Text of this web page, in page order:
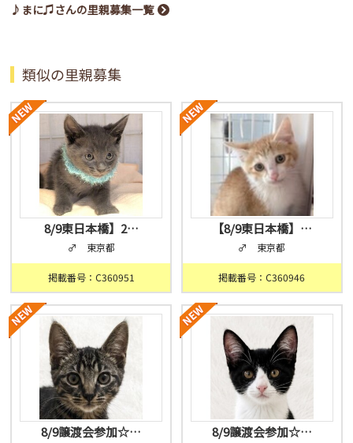
♪まに♫さんの里親募集一覧
類似の里親募集
8/9東日本橋】2…
♂ 東京都
掲載番号：C360951
【8/9東日本橋】…
♂ 東京都
掲載番号：C360946
8/9譲渡会参加☆… 8/9譲渡会参加☆…